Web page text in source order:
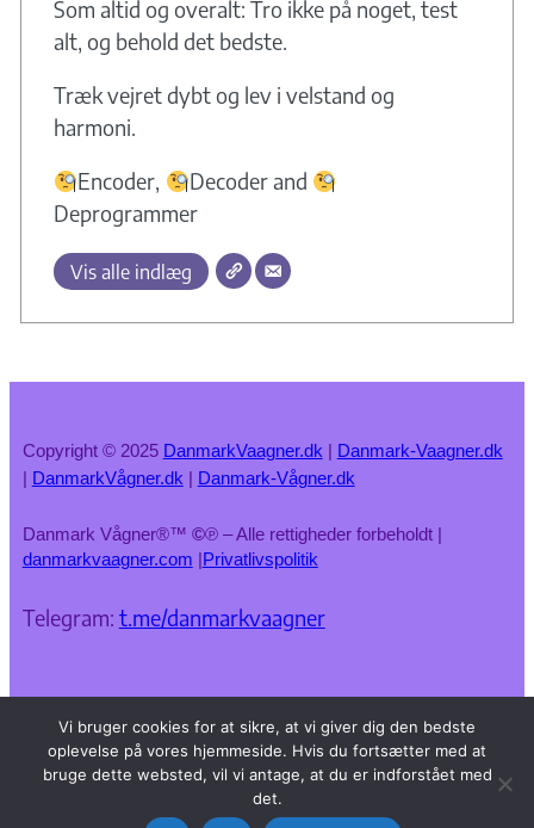
Som altid og overalt: Tro ikke på noget, test
alt, og behold det bedste.
Træk vejret dybt og lev i velstand og
harmoni.
Encoder,
Decoder and
Deprogrammer
Vis alle indlæg
Copyright © 2025 DanmarkVaagner.dk | Danmark-Vaagner.dk
| DanmarkVågner.dk | Danmark-Vågner.dk
Danmark Vågner®™ ©℗ – Alle rettigheder forbeholdt |
danmarkvaagner.com |Privatlivspolitik
Telegram: t.me/danmarkvaagner
Vi bruger cookies for at sikre, at vi giver dig den bedste
oplevelse på vores hjemmeside. Hvis du fortsætter med at
bruge dette websted, vil vi antage, at du er indforstået med
det.